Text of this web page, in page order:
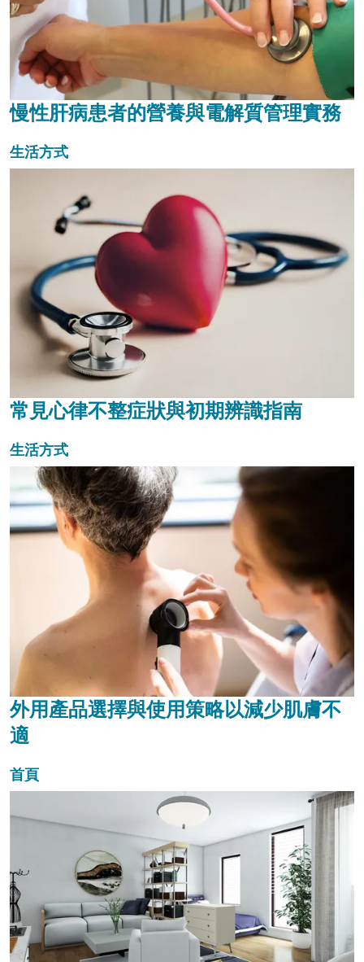
慢性肝病患者的營養與電解質管理實務
生活方式
常見心律不整症狀與初期辨識指南
生活方式
外用產品選擇與使用策略以減少肌膚不
適
首頁